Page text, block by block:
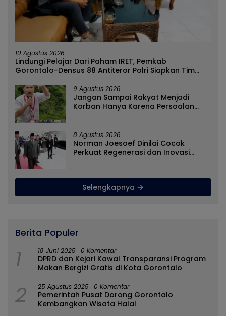
10 Agustus 2026
Lindungi Pelajar Dari Paham IRET, Pemkab
Gorontalo-Densus 88 Antiteror Polri Siapkan Tim
9 Agustus 2026
Jangan Sampai Rakyat Menjadi
Korban Hanya Karena Persoalan
8 Agustus 2026
Norman Joesoef Dinilai Cocok
Perkuat Regenerasi dan Inovasi
Selengkapnya
Berita Populer
1 18 Juni 2025 0 Komentar
DPRD dan Kejari Kawal Transparansi Program
Makan Bergizi Gratis di Kota Gorontalo
2 25 Agustus 2025 0 Komentar
Pemerintah Pusat Dorong Gorontalo
Kembangkan Wisata Halal